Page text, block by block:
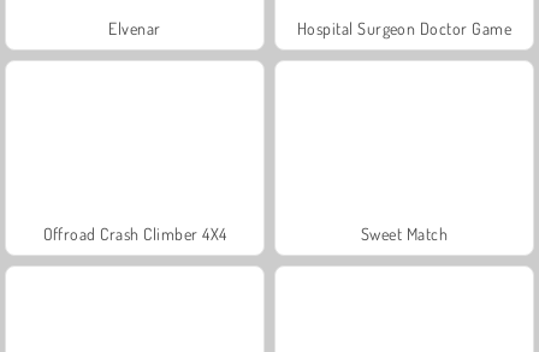
Elvenar Hospital Surgeon Doctor Game
Offroad Crash Climber 4X4 Sweet Match